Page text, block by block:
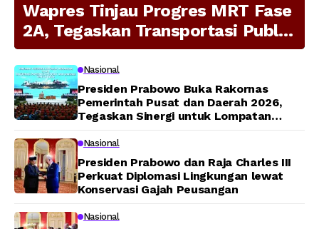
Wapres Tinjau Progres MRT Fase
2A, Tegaskan Transportasi Publik
Modern Jadi Prioritas Nasional
Nasional
Presiden Prabowo Buka Rakornas
Pemerintah Pusat dan Daerah 2026,
Tegaskan Sinergi untuk Lompatan
Nasional
Presiden Prabowo dan Raja Charles III
Perkuat Diplomasi Lingkungan lewat
Konservasi Gajah Peusangan
Nasional